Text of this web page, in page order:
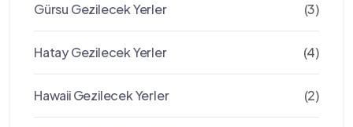
Gürsu Gezilecek Yerler (3)
Hatay Gezilecek Yerler (4)
Hawaii Gezilecek Yerler (2)